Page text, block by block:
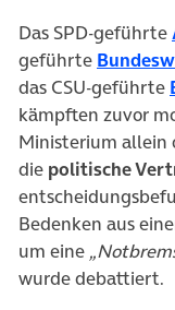
Das SPD-geführte
geführte
das CSU-geführte
kämpften zuvor
Ministerium allein
die politische
Bedenken aus
um eine
wurde debattiert.